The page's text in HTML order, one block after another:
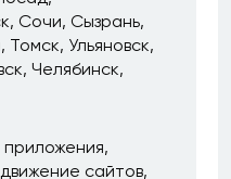
Сочи Сызрань
Томск Ульяновск
Челябинск
сайтов